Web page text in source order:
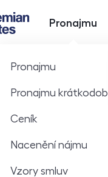
Hlavní
Pronajmu
Pronajmu
Pronajmu
Ceník
Nacenění nájmu
Vzory smluv